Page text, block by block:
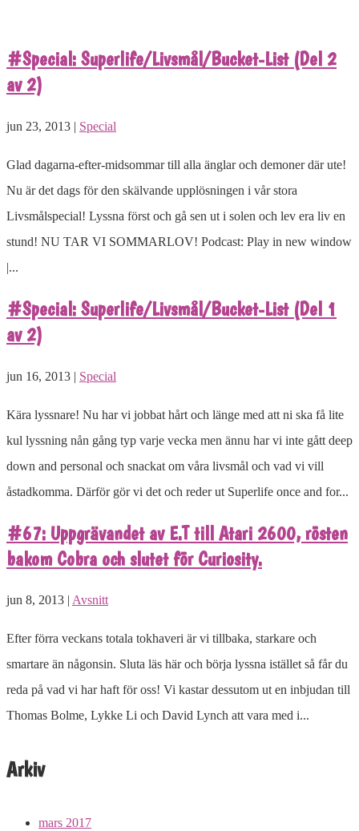
#Special: Superlife/Livsmål/Bucket-List (Del 2
av 2)
jun 23, 2013 | Special
Glad dagarna-efter-midsommar till alla änglar och demoner där ute!
Nu är det dags för den skälvande upplösningen i vår stora
Livsmålspecial! Lyssna först och gå sen ut i solen och lev era liv en
stund! NU TAR VI SOMMARLOV! Podcast: Play in new window
|...
#Special: Superlife/Livsmål/Bucket-List (Del 1
av 2)
jun 16, 2013 | Special
Kära lyssnare! Nu har vi jobbat hårt och länge med att ni ska få lite
kul lyssning nån gång typ varje vecka men ännu har vi inte gått deep
down and personal och snackat om våra livsmål och vad vi vill
åstadkomma. Därför gör vi det och reder ut Superlife once and for...
#67: Uppgrävandet av E.T till Atari 2600, rösten
bakom Cobra och slutet för Curiosity.
jun 8, 2013 | Avsnitt
Efter förra veckans totala tokhaveri är vi tillbaka, starkare och
smartare än någonsin. Sluta läs här och börja lyssna istället så får du
reda på vad vi har haft för oss! Vi kastar dessutom ut en inbjudan till
Thomas Bolme, Lykke Li och David Lynch att vara med i...
Arkiv
mars 2017